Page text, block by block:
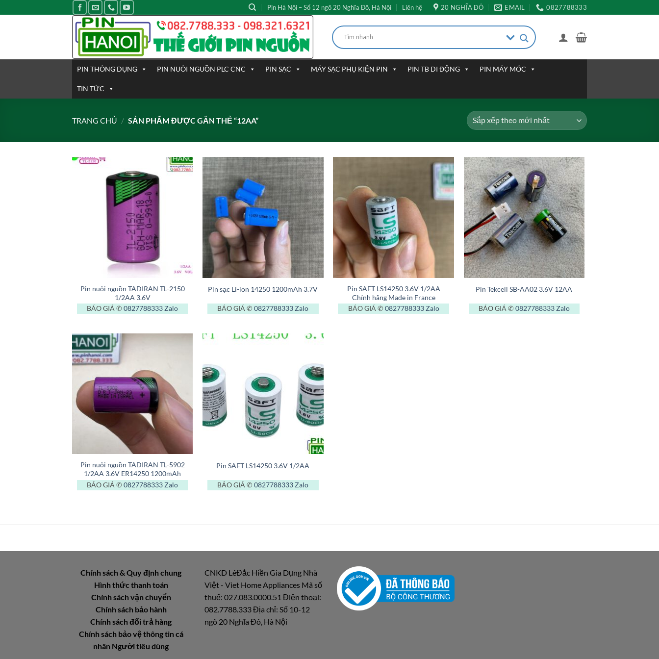
qua
Pin Hà Nội – Số 12 ngõ 20 Nghĩa Đô, Hà Nội Liên hệ 20 NGHĨA ĐÔ EMAIL 0827788333
PIN THÔNG DỤNG PIN NUÔI NGUỒN PLC CNC PIN SẠC MÁY SẠC PHỤ KIỆN PIN PIN TB DI ĐỘNG PIN MÁY MÓC
TIN TỨC
TRANG CHỦ / SẢN PHẨM ĐƯỢC GẮN THẺ “12AA”
Pin nuôi nguồn TADIRAN TL-2150
1/2AA 3.6V
BÁO GIÁ ✆0827788333 Zalo
Pin sạc Li-ion 14250 1200mAh 3.7V
BÁO GIÁ ✆0827788333 Zalo
Pin SAFT LS14250 3.6V 1/2AA
Chính hãng Made in France
BÁO GIÁ ✆ 0827788333 Zalo
+
Pin Tekcell SB-AA02 3.6V 12AA
BÁO GIÁ ✆ 0827788333 Zalo
Pin nuôi nguồn TADIRAN TL-5902
1/2AA 3.6V ER14250 1200mAh
BÁO GIÁ ✆0827788333 Zalo
Pin SAFT LS14250 3.6V 1/2AA
BÁO GIÁ ✆0827788333 Zalo
Chính sách & Quy định chung
Hình thức thanh toán
Chính sách vận chuyển
Chính sách bảo hành
Chính sách đổi trả hàng
Chính sách bảo vệ thông tin cá
nhân Người tiêu dùng
CNKD LêĐắc Hiền Gia Dụng Nhà
Việt - Viet Home Appliances Mã số
thuế: 027.083.0000.51 Điện thoại:
082.7788.333 Địa chỉ: Số 10-12
ngõ 20 Nghĩa Đô, Hà Nội